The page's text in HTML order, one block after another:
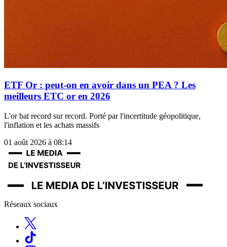
ETF Or : peut-on en avoir dans un PEA ? Les
meilleurs ETC or en 2026
L'or bat record sur record. Porté par l'incertitude géopolitique,
l'inflation et les achats massifs
01 août 2026 à 08:14
Réseaux sociaux